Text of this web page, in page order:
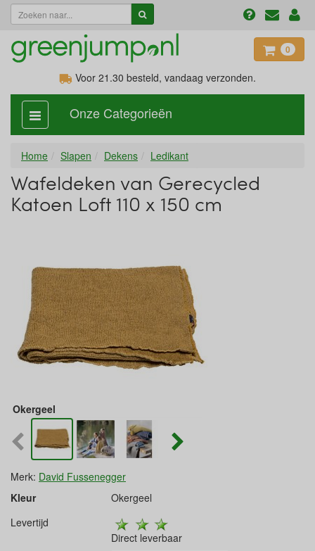
0
Voor 21.30 besteld, vandaag verzonden.
categorie
aan,
Onze Categorieën
Home Slapen Dekens Ledikant
Wafeldeken van Gerecycled
Katoen Loft 110 x 150 cm
Okergeel
Merk: David Fussenegger
Kleur
Okergeel
Levertijd
Direct leverbaar